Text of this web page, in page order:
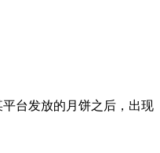
台发放的月饼之后，出现